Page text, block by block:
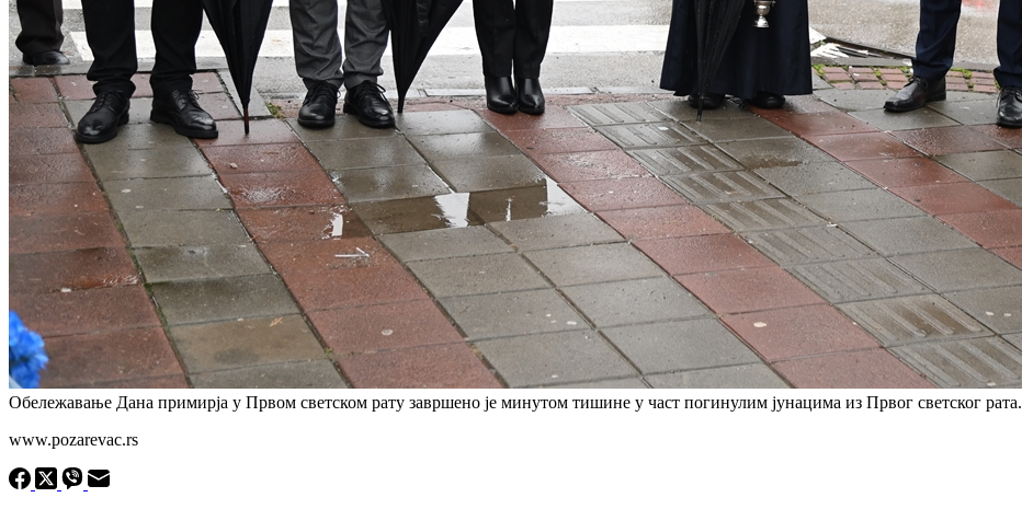
Обележавање Дана примирја у Првом светском рату завршено је минутом тишине у част погинулим јунацима из Првог светског рата.
www.pozarevac.rs